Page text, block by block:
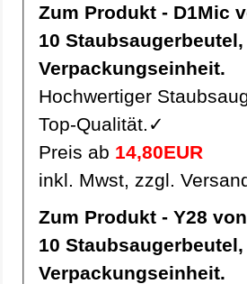
Zum Produkt - D1Mic
10 Staubsaugerbeutel, Staubbeutel D1Mic pro
Verpackungseinheit.
Hochwertiger
Top-Qualität.✓
Preis ab 14,80EUR
inkl. Mwst, zzgl.
Zum Produkt - Y28
10 Staubsaugerbeutel, Staubbeutel Y28 pro
Verpackungseinheit.